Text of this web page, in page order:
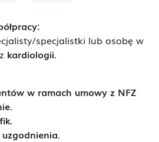
specjalistki lub osobę w
kardiologii.
w ramach umowy z NFZ